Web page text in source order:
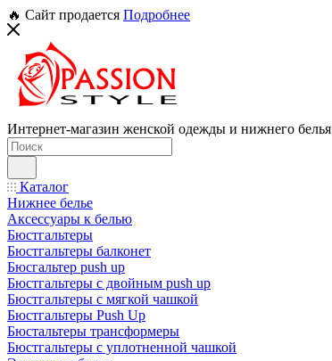
🔥 Сайт продается Подробнее
Интернет-магазин женской одежды и нижнего белья
Каталог
Нижнее белье
Аксессуары к белью
Бюстгальтеры
Бюстгальтеры балконет
Бюсгальтер push up
Бюстгальтеры с двойным push up
Бюстгальтеры с мягкой чашкой
Бюстгальтеры Push Up
Бюстальтеры трансформеры
Бюстгальтеры с уплотненной чашкой